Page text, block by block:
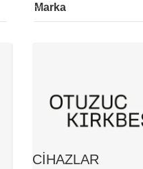
Marka
CIHAZLAR